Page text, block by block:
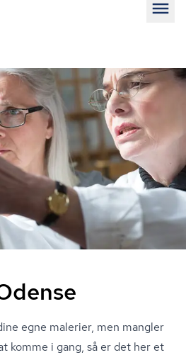
egne malerier, men mangler
komme i gang, så er det her et